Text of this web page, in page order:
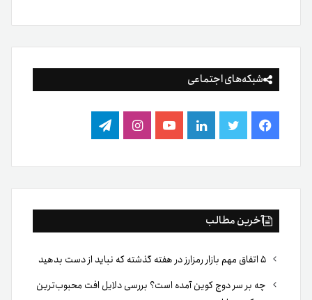
شبکه‌های اجتماعی
فیس
بوک
توییتر لینکدینیوتیوباینستاگرام
تلگرام
آخرین مطالب
چه بر سر دوج کوین آمده است؟ بررسی دلایل افت محبوب‌ترین